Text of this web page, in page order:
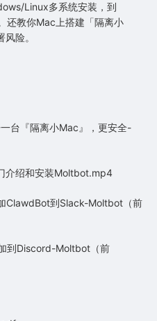
Linux多系统安装，到
还教你Mac上搭建「隔离小
险。
台『隔离小Mac』，更安全-
介绍和安装Moltbot.mp4
ClawdBot到Slack-Moltbot（前
到Discord-Moltbot（前